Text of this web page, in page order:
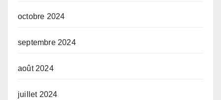
octobre 2024
septembre 2024
août 2024
juillet 2024